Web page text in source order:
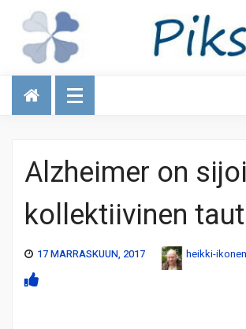
Talous
Alzheimer on
kollektiivinen
17 MARRASKUUN, 2017 heikki-ikonen